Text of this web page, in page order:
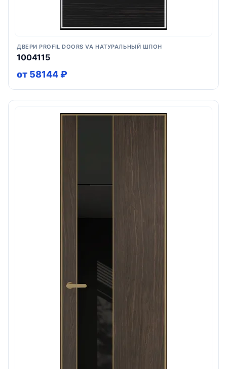
ДВЕРИ PROFIL DOORS VA НАТУРАЛЬНЫЙ ШПОН
1004115
от 58144 ₽